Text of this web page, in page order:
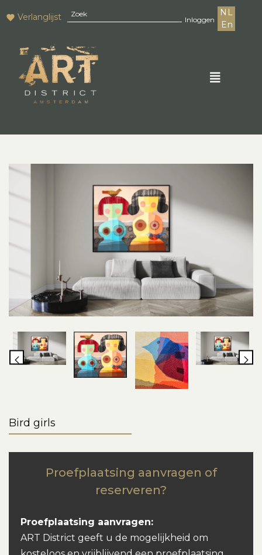
Verlanglijst Inloggen
NL
En
Bird girls
Proefplaatsing aanvragen of
reserveren?
Proefplaatsing aanvragen:
ART District geeft u de mogelijkheid om